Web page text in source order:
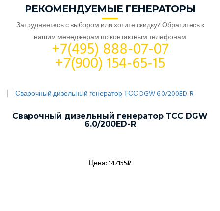
РЕКОМЕНДУЕМЫЕ ГЕНЕРАТОРЫ
Затрудняетесь с выбором или хотите скидку? Обратитесь к
нашим менеджерам по контактным телефонам
+7(495) 888-07-07
+7(900) 154-65-15
Сварочный дизельный генератор ТСС DGW
6.0/200ED-R
Цена: 147155₽